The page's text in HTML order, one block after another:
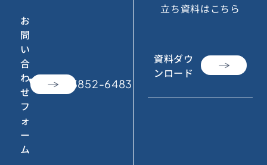
お
問
い
合
わ
せ
フ
ォ
ー
ム
call 050-3852-6483
立ち資料はこちら
資料ダウ
ンロード